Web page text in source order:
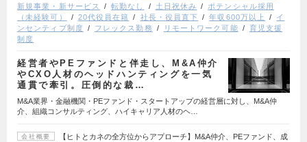
新規事業・新サービス
転勤なし 土日祝休み
ポテンシャル採用
（未経験可）
20代役員在籍 社長・役員直下 年収600万以上
イ
ンセンティブ制度
フレックス勤務 リモートワーク可能
育児支援
制度
経営者やPEファンドと伴走し、M&A仲介
やCXO人材のヘッドハンティングを一気
通貫で牽引。圧倒的な裁…
M&A業界・金融機関・PEファンド・スタートアップの経営層に対し、M&A仲
介、組織コンサルティング、ハイキャリア人材のヘ…
会社概要
【ヒトとカネの全方位からアプローチ】M&A仲介、PEファンド、成